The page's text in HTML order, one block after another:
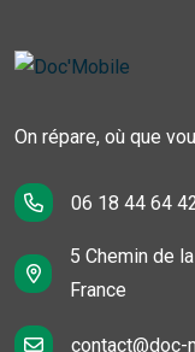
On répare, où que
06 18 44 64
5 Chemin de
France
contact@doc-